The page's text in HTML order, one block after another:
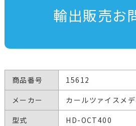
輸出販売お
商品番号
15612
メーカー
カールツァイスメ
型式
HD-OCT400